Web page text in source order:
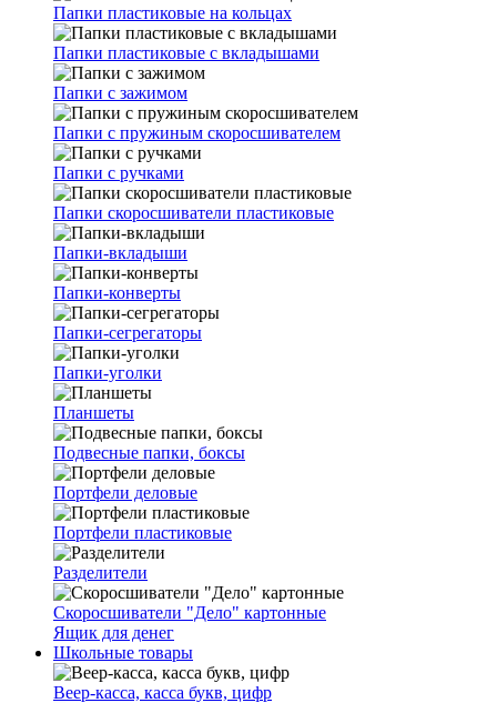
Папки пластиковые на кольцах
Папки пластиковые с вкладышами
Папки с зажимом
Папки с пружиным скоросшивателем
Папки с ручками
Папки скоросшиватели пластиковые
Папки-вкладыши
Папки-конверты
Папки-сегрегаторы
Папки-уголки
Планшеты
Подвесные папки, боксы
Портфели деловые
Портфели пластиковые
Разделители
Скоросшиватели "Дело" картонные
Ящик для денег
Школьные товары
Веер-касса, касса букв, цифр